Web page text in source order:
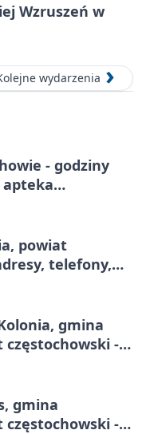
Wzruszeń w
wydarzenia
- godziny
powiat
telefony,
gmina
częstochowski -
gmina
częstochowski -